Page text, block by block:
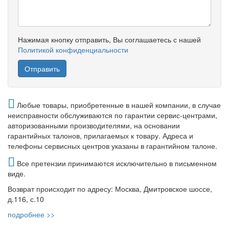
Нажимая кнопку отправить, Вы соглашаетесь с нашей
Политикой конфиденциальности
Любые товары, приобретенные в нашей компании, в случае
неисправности обслуживаются по гарантии сервис-центрами,
авторизованными производителями, на основании
гарантийных талонов, прилагаемых к товару. Адреса и
телефоны сервисных центров указаны в гарантийном талоне.
Все претензии принимаются исключительно в письменном
виде.
Возврат происходит по адресу: Москва, Дмитровское шоссе,
д.116, с.10
подробнее >>